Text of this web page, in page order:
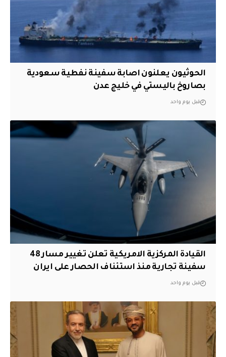
الحوثيون يعلنون اصابة سفينة نفطية سعودية
بصاروخ باليستي في خليج عدن
قبل يوم واحد
القيادة المركزية الامريكية تعلن تغيير مسار 48
سفينة تجارية منذ استئناف الحصار على ايران
قبل يوم واحد